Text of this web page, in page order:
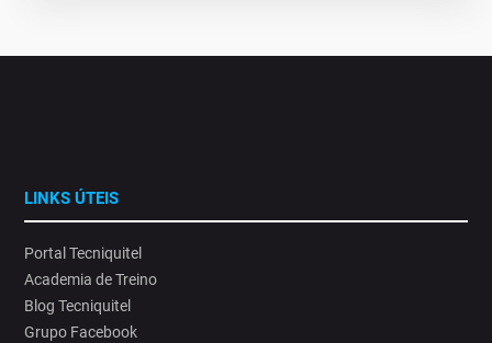
LINKS ÚTEIS
Portal Tecniquitel
Academia de Treino
Blog Tecniquitel
Grupo Facebook